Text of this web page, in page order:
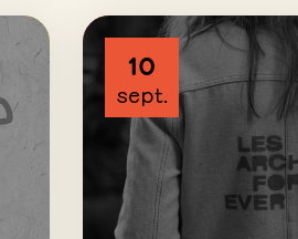
10
sept.